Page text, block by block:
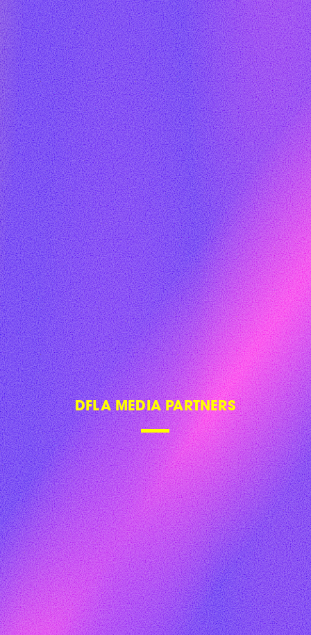
DFLA MEDIA PARTNERS
DFLA 2018 DFLA 2019 DFLA 2020
DFLA 2021 DFLA 2022 DFLA 2023
FAQ CONTACT US NEWSLETTER SITE NOTICE
PRIVACY POLICY PRICAVY SETTINGS
GLOBAL DIGITAL WOMEN